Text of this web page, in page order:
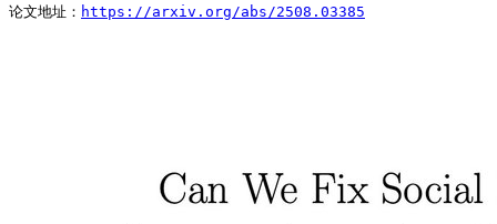
论文地址： https://arxiv.org/abs/2508.03385